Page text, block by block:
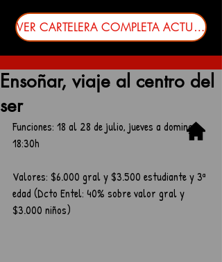
VER CARTELERA COMPLETA ACTUALIZADA
Ensoñar, viaje al centro del
ser
Funciones: 18 al 28 de julio, jueves a domingo
18:30h
Valores: $6.000 gral y $3.500 estudiante y 3ª
edad (Dcto Entel: 40% sobre valor gral y
$3.000 niños)